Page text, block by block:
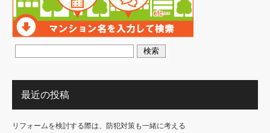
最近の投稿
リフォームを検討する際は、防犯対策も一緒に考える